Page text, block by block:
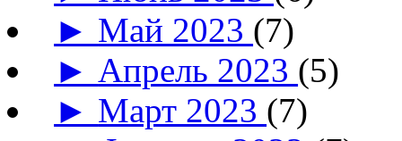
► Май 2023 (7)
► Апрель 2023 (5)
► Март 2023 (7)